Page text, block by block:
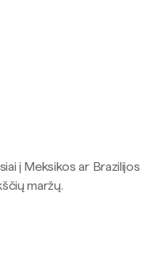
į Meksikos ar Brazilijos
maržų.